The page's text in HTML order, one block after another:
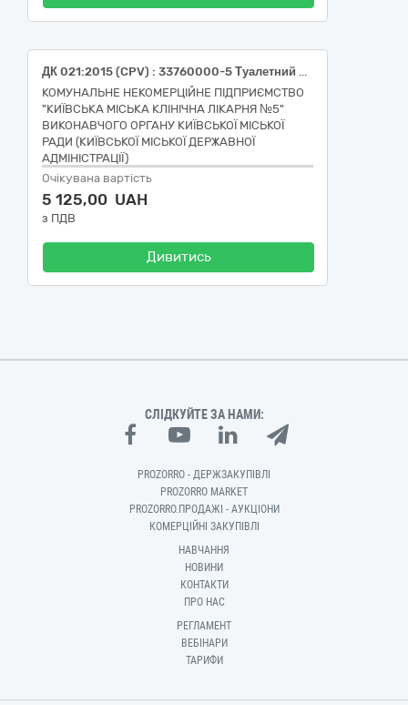
ДК 021:2015 (CPV) : 33760000-5 Туалетний папір, носові хустинки, рушники для рук і серветки
КОМУНАЛЬНЕ НЕКОМЕРЦІЙНЕ ПІДПРИЄМСТВО
"КИЇВСЬКА МІСЬКА КЛІНІЧНА ЛІКАРНЯ №5"
ВИКОНАВЧОГО ОРГАНУ КИЇВСЬКОЇ МІСЬКОЇ
РАДИ (КИЇВСЬКОЇ МІСЬКОЇ ДЕРЖАВНОЇ
АДМІНІСТРАЦІЇ)
Очікувана вартість
5 125,00 UAH
з ПДВ
Дивитись
СЛІДКУЙТЕ ЗА НАМИ:
PROZORRO - ДЕРЖЗАКУПІВЛІ
PROZORRO MARKET
PROZORRO.ПРОДАЖІ - АУКЦІОНИ
КОМЕРЦІЙНІ ЗАКУПІВЛІ
НАВЧАННЯ
НОВИНИ
КОНТАКТИ
ПРО НАС
РЕГЛАМЕНТ
ВЕБІНАРИ
ТАРИФИ